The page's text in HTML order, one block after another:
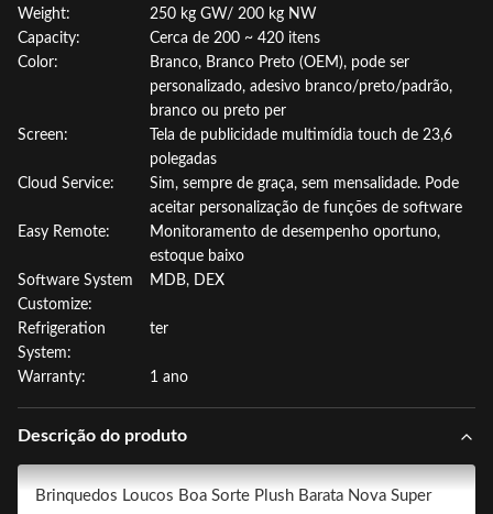
Weight:
250 kg GW/ 200 kg NW
Capacity:
Cerca de 200 ~ 420 itens
Color:
Branco, Branco Preto (OEM), pode ser
personalizado, adesivo branco/preto/padrão,
branco ou preto per
Screen:
Tela de publicidade multimídia touch de 23,6
polegadas
Cloud Service:
Sim, sempre de graça, sem mensalidade. Pode
aceitar personalização de funções de software
Easy Remote:
Monitoramento de desempenho oportuno,
estoque baixo
Software System
Customize:
MDB, DEX
Refrigeration
System:
ter
Warranty: 1 ano
Descrição do produto
Brinquedos Loucos Boa Sorte Plush Barata Nova Super